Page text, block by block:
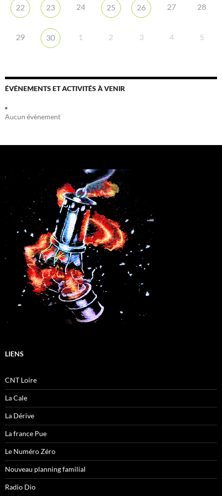
22 23 24 25 26 27 28
29 30 1 2 3 4 5
ÉVÉNEMENTS ET ACTIVITÉS À VENIR
Aucun évènement
LIENS
CNT Loire
La Cale
La Dérive
La france Pue
Le Numéro Zéro
Nouveau planning familial
Radio Dio